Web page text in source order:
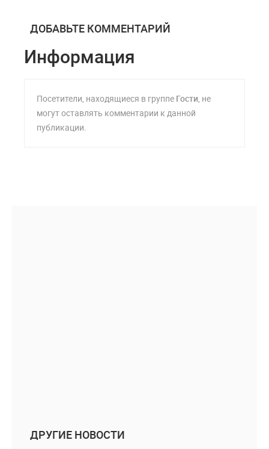
ДОБАВЬТЕ КОММЕНТАРИЙ
Информация
Посетители, находящиеся в группе Гости, не
могут оставлять комментарии к данной
публикации.
ДРУГИЕ НОВОСТИ